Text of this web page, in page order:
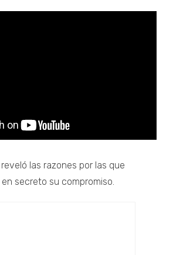
las razones por las que
secreto su compromiso.